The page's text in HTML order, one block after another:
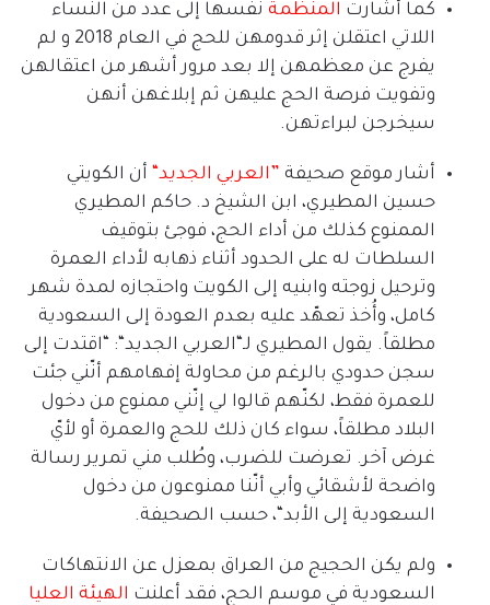
كما أشارت المنظمة نفسها إلى عدد من النساء
اللاتي اعتقلن إثر قدومهن للحج في العام
و لم
يفرج عن معظمهن إلا بعد مرور أشهر من اعتقالهن
وتفويت فرصة الحج عليهن ثم إبلاغهن أنهن
سيخرجن لبراءتهن.
أشار موقع صحيفة ” العربي الجديد
أن الكويتي
حسين المطيري، ابن الشيخ د. حاكم المطيري
الممنوع كذلك من أداء الحج، فوجئ بتوقيف
السلطات له على الحدود أثناء ذهابه لأداء العمرة
وترحيل زوجته وابنيه إلى الكويت واحتجازه لمدة شهر
كامل، وأُخذ تعهّد عليه بعدم العودة إلى السعودية
مطلقاً. يقول المطيري لـ العربي الجديد “: “
اقتدت إلى
سجن حدودي بالرغم من محاولة إفهامهم أنّني جئت
للعمرة فقط، لكنّهم قالوا لي إنّني ممنوع من دخول
البلاد مطلقاً، سواء كان ذلك للحج والعمرة أو لأيّ
غرض آخر. تعرضت للضرب، وطُلب مني تمرير رسالة
واضحة لأشقائي وأبي أنّنا ممنوعون من دخول
السعودية إلى الأبد ، حسب الصحيفة.
ولم يكن الحجيج من العراق بمعزل عن الانتهاكات
السعودية في موسم الحج، فقد أعلنت الهيئة العليا